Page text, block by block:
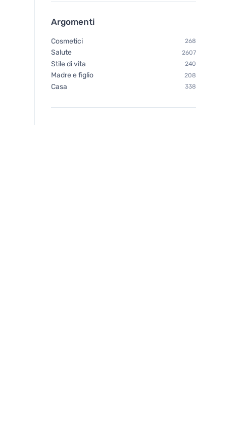
Argomenti
Cosmetici 268
Salute 2607
Stile di vita 240
Madre e figlio 208
Casa 338